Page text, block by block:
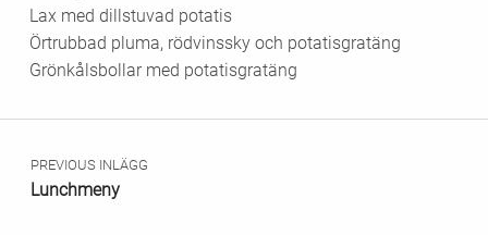
Lax med dillstuvad potatis
Örtrubbad pluma, rödvinssky och potatisgratäng
Grönkålsbollar med potatisgratäng
Inläggsnavigering
PREVIOUS INLÄGG
Lunchmeny